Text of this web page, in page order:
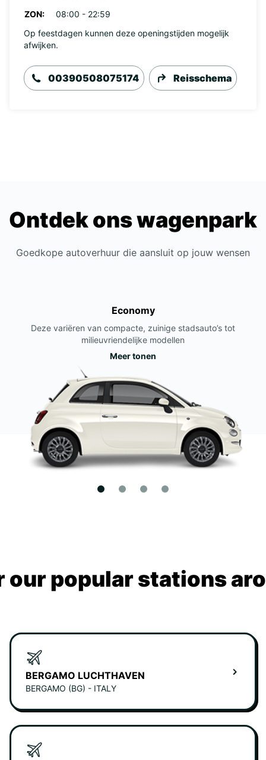
ZON:
08:00 - 22:59
Op feestdagen kunnen deze openingstijden mogelijk
afwijken.
00390508075174 Reisschema
Ontdek ons wagenpark
Goedkope autoverhuur die aansluit op jouw wensen
Economy
Deze variëren van compacte, zuinige stadsauto’s tot
milieuvriendelijke modellen
Meer tonen
our popular stations
BERGAMO LUCHTHAVEN
BERGAMO (BG) - ITALY